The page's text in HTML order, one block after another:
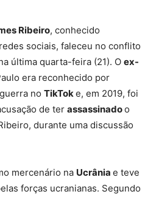
Ribeiro, conhecido
sociais, faleceu no conflito
última quarta-feira (21). O ex-
era reconhecido por
no TikTok e, em 2019, foi
de ter assassinadoo
durante uma discussão
mercenário na Ucrânia e teve
forças ucranianas. Segundo